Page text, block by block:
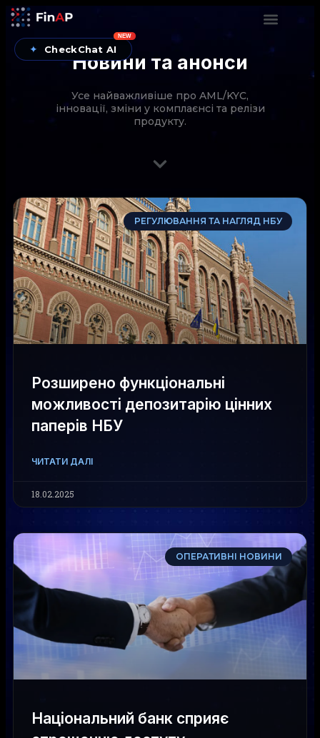
✦ CheckChat AI
NEW
Новини та анонси
Усе найважливіше про AML/KYC,
інновації, зміни у комплаєнсі та релізи
продукту.
РЕГУЛЮВАННЯ ТА НАГЛЯД НБУ
Розширено функціональні
можливості депозитарію цінних
паперів НБУ
ЧИТАТИ ДАЛІ
18.02.2025
ОПЕРАТИВНІ НОВИНИ
Національний банк сприяє